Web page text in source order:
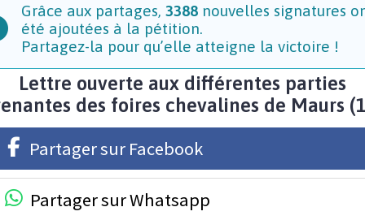
Grâce aux partages, 3388nouvelles signatures
été ajoutées à la pétition.
Partagez-la pour qu’elle atteigne la victoire !
Lettre ouverte aux différentes parties
des foires chevalines de Maurs
Partager sur Facebook
Partager sur Whatsapp